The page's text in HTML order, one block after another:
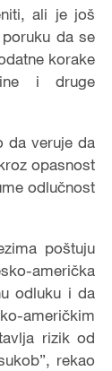
ali je još
da se
korake
i druge
da veruje da
opasnost
odlučnost
poštuju
američka
odluku i da
američkim
rizik od
rekao